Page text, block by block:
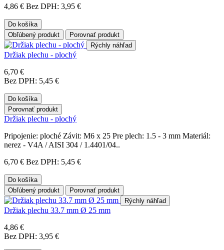
4,86 € Bez DPH: 3,95 €
Do košíka
Obľúbený produkt
Porovnať produkt
Rýchly náhľad
Držiak plechu - plochý
6,70 €
Bez DPH: 5,45 €
Do košíka
Porovnať produkt
Držiak plechu - plochý
Pripojenie: ploché Závit: M6 x 25 Pre plech: 1.5 - 3 mm Materiál:
nerez - V4A / AISI 304 / 1.4401/04..
6,70 € Bez DPH: 5,45 €
Do košíka
Obľúbený produkt
Porovnať produkt
Rýchly náhľad
Držiak plechu 33.7 mm Ø 25 mm
4,86 €
Bez DPH: 3,95 €